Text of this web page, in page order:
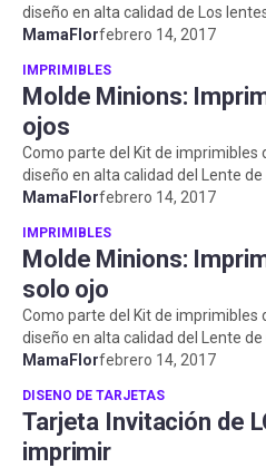
diseño en alta calidad de Los
Morados (a...
MamaFlorfebrero 14, 2017
IMPRIMIBLES
Molde Minions:
ojos
Como parte del Kit de imprimibles
diseño en alta calidad del Lente de
Recuer...
MamaFlorfebrero 14, 2017
IMPRIMIBLES
Molde Minions:
solo ojo
Como parte del Kit de imprimibles
diseño en alta calidad del Lente de
Recuerda usa...
MamaFlorfebrero 14, 2017
DISENO DE TARJETAS
Tarjeta Invitación de
imprimir